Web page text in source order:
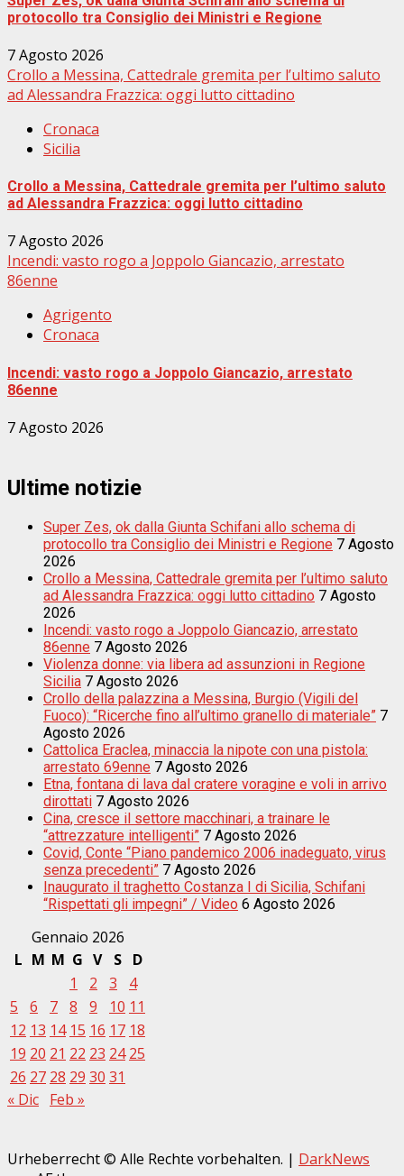
protocollo tra Consiglio dei Ministri e Regione
7 Agosto 2026
Crollo a Messina, Cattedrale gremita per l’ultimo saluto
ad Alessandra Frazzica: oggi lutto cittadino
Cronaca
Sicilia
Crollo a Messina, Cattedrale gremita per l’ultimo saluto
ad Alessandra Frazzica: oggi lutto cittadino
7 Agosto 2026
Incendi: vasto rogo a Joppolo Giancazio, arrestato
86enne
Agrigento
Cronaca
Incendi: vasto rogo a Joppolo Giancazio, arrestato
86enne
7 Agosto 2026
Ultime notizie
Super Zes, ok dalla Giunta Schifani allo schema di
protocollo tra Consiglio dei Ministri e Regione 7 Agosto
2026
Crollo a Messina, Cattedrale gremita per l’ultimo saluto
ad Alessandra Frazzica: oggi lutto cittadino 7 Agosto
2026
Incendi: vasto rogo a Joppolo Giancazio, arrestato
86enne 7 Agosto 2026
Violenza donne: via libera ad assunzioni in Regione
Sicilia 7 Agosto 2026
Crollo della palazzina a Messina, Burgio (Vigili del
Fuoco): “Ricerche fino all’ultimo granello di materiale” 7
Agosto 2026
Cattolica Eraclea, minaccia la nipote con una pistola:
arrestato 69enne 7 Agosto 2026
Etna, fontana di lava dal cratere voragine e voli in arrivo
dirottati 7 Agosto 2026
Cina, cresce il settore macchinari, a trainare le
“attrezzature intelligenti” 7 Agosto 2026
Covid, Conte “Piano pandemico 2006 inadeguato, virus
senza precedenti” 7 Agosto 2026
Inaugurato il traghetto Costanza I di Sicilia, Schifani
“Rispettati gli impegni” / Video 6 Agosto 2026
Gennaio 2026
L M M G V S
D
1
2 3
4
5
6 7 8 9 10 11
12 13 14 15 16 17 18
19 20 21 22 23 24 25
26 27 28 29 30 31
« Dic Feb »
Urheberrecht © Alle Rechte vorbehalten. | DarkNews